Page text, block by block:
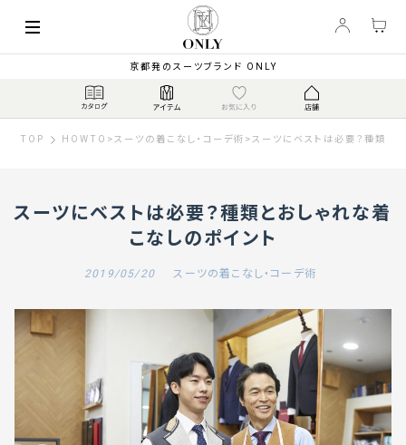
京都発のスーツブランド ONLY
TOP HOWTO >スーツの着こなし・コーデ術 >スーツにベストは必要？種類と
スーツにベストは必要？種類とおしゃれな着
こなしのポイント
2019/05/20 スーツの着こなし・コーデ術